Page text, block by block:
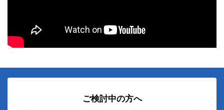
ご検討中の方へ